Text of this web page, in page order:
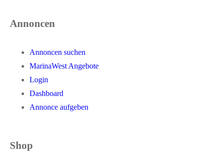
Annoncen
Annoncen suchen
MarinaWest Angebote
Login
Dashboard
Annonce aufgeben
Shop